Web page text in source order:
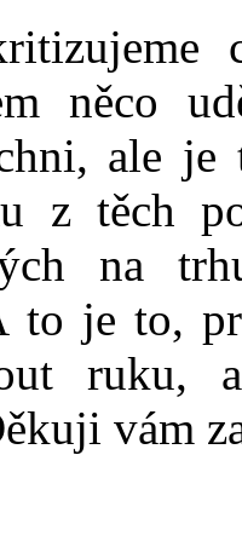
něco
ale
z těch
na
to je to,
vám